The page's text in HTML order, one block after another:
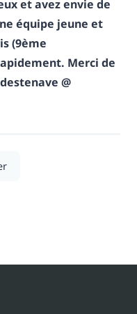
et avez envie de
équipe jeune et
(9ème
Merci de
@